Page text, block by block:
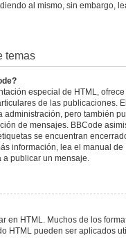
al mismo, sin embargo,
temas
especial de HTML,
de las publicaciones.
administración, pero también
de mensajes. BBCode
se encuentran
información, lea el manual de
a publicar un mensaje.
en HTML. Muchos de los
HTML pueden ser aplicados